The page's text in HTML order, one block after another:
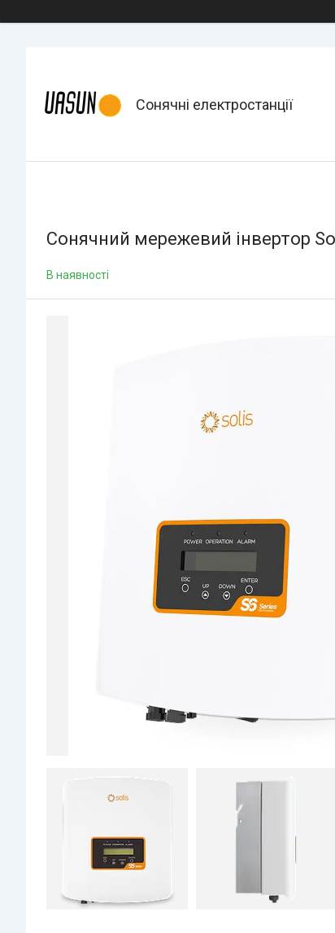
Сонячні електростанції
Сонячний мережевий інвертор
В наявності